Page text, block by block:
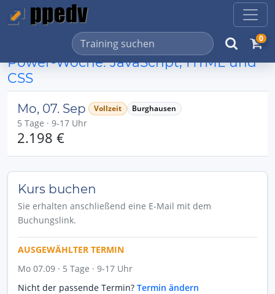
0
Power-Woche: JavaScript, HTML und
CSS
Mo, 07. Sep Vollzeit Burghausen
5 Tage · 9-17 Uhr
2.198 €
Kurs buchen
Sie erhalten anschließend eine E-Mail mit dem
Buchungslink.
AUSGEWÄHLTER TERMIN
Mo 07.09 · 5 Tage · 9-17 Uhr
Nicht der passende Termin? Termin ändern